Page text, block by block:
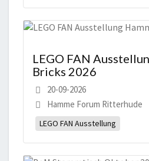
LEGO FAN
Bricks 2026
20-09-2026
Hamme Forum Ritterhude
LEGO FAN Ausstellung